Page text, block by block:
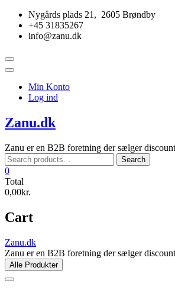
Skip
content
Nygårds plads 21, 2605 Brøndby
+45 31835267
info@zanu.dk
Topbar
Menu
Min Konto
Log ind
Zanu.dk
Zanu er en B2B foretning der sælger
Search
for:
Search
0
Total
0,00kr.
Cart
Zanu.dk
Zanu er en B2B foretning der sælger
Alle Produkter